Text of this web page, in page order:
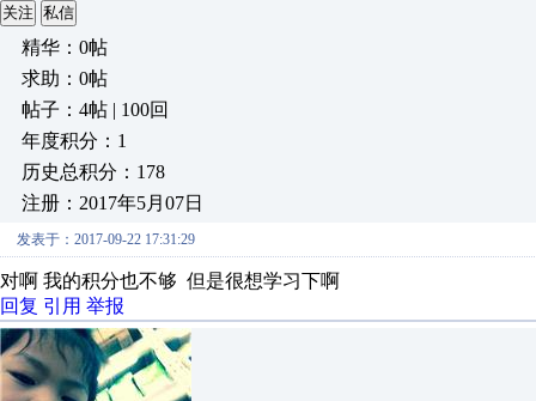
关注 私信
精华：0帖
求助：0帖
帖子：4帖 | 100回
年度积分：1
历史总积分：178
注册：2017年5月07日
发表于：2017-09-22 17:31:29
对啊 我的积分也不够 但是很想学习下啊
回复 引用 举报